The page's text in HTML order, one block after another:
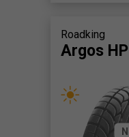
Roadking
Argos HP